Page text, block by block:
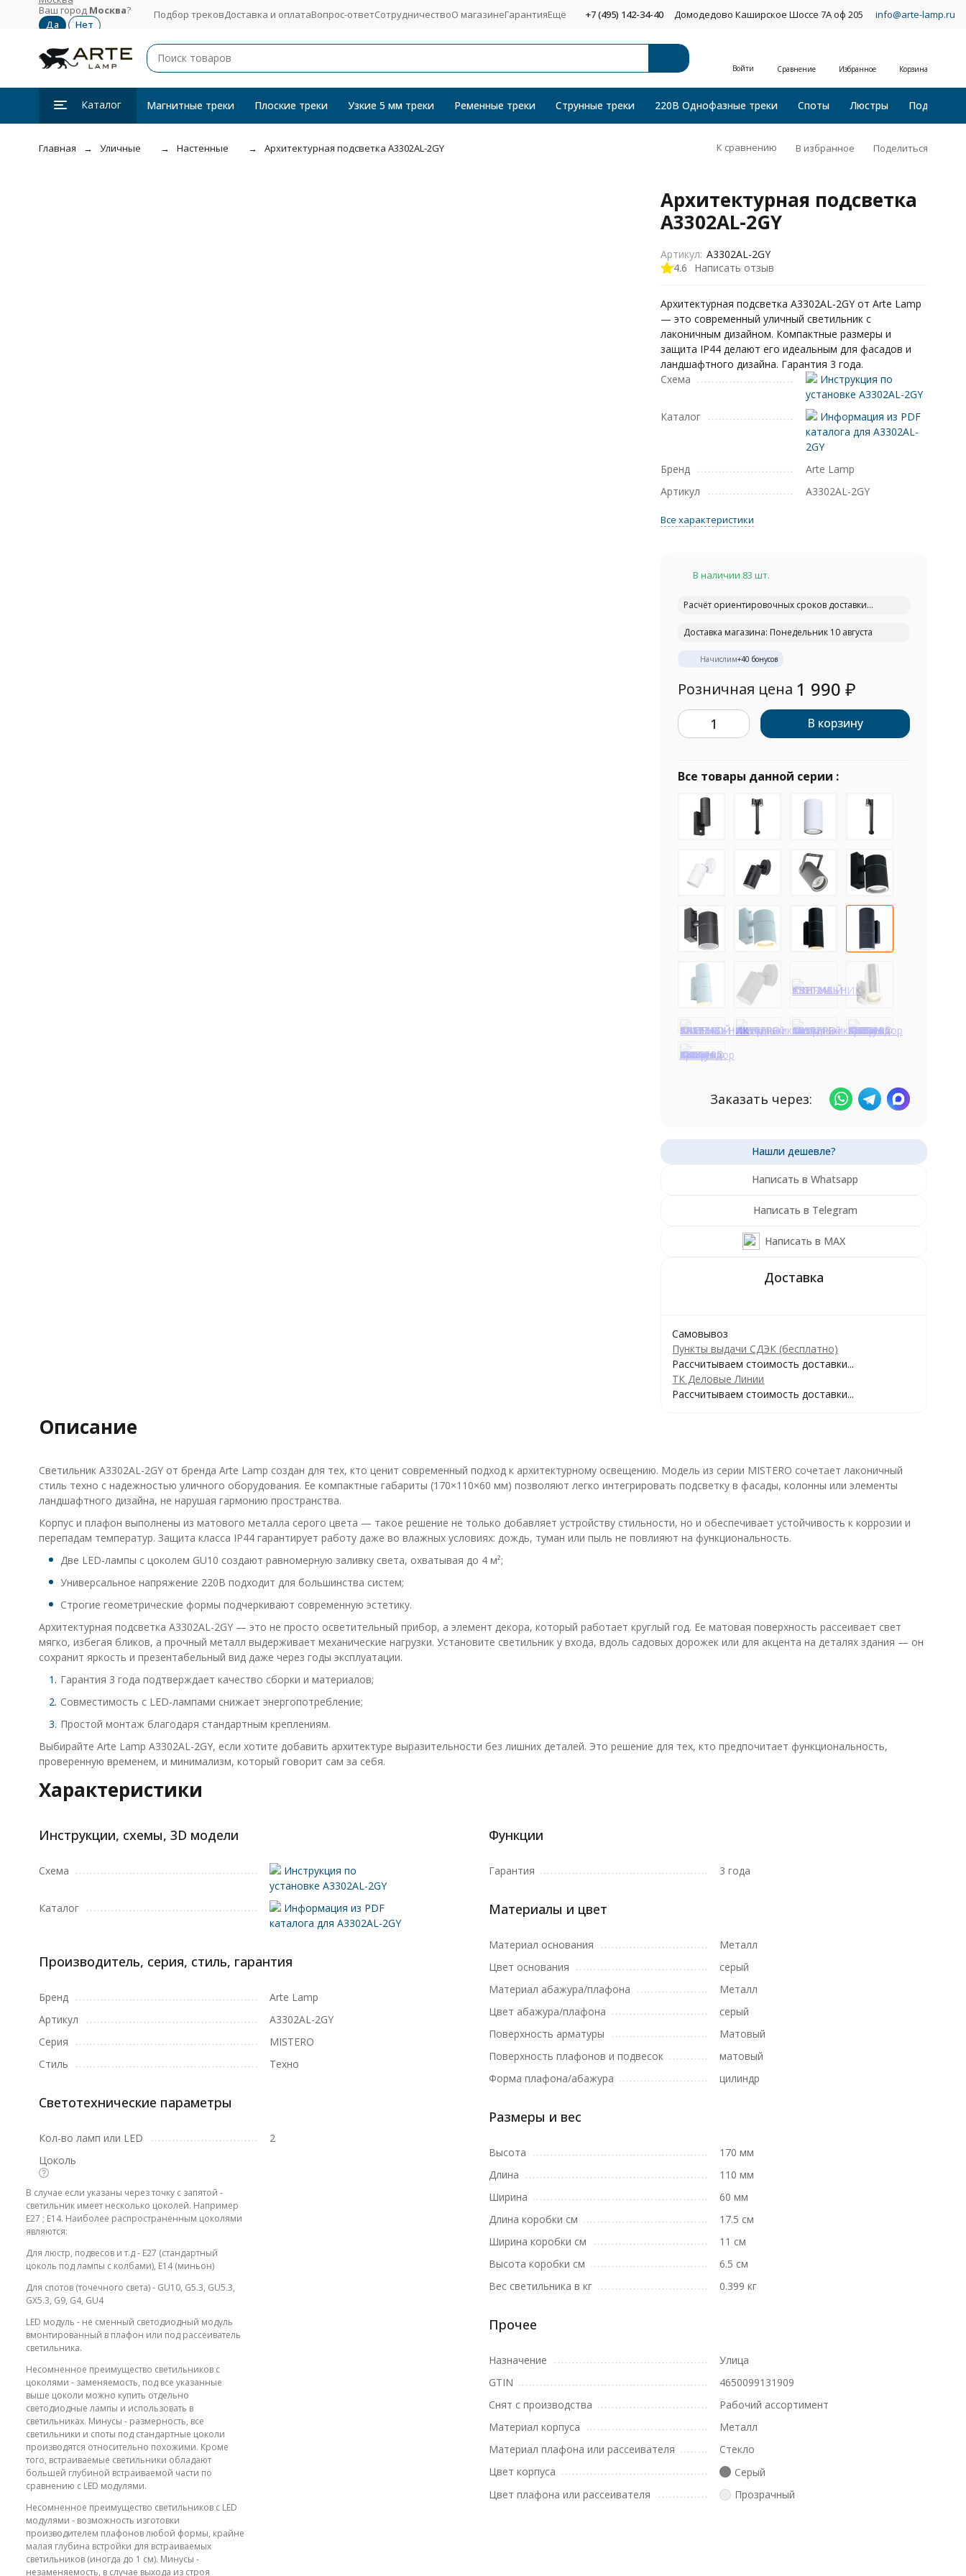
Ваш город Москва? Подбор трековДоставка и оплатаВопрос-ответСотрудничествоО магазинеГарантияЕщё +7 (495) 142-34-40 Домодедово Каширское Шоссе 7А оф 205 info@arte-lamp.ru
Войти Сравнение Избранное Корзина
Каталог Магнитные треки Плоские треки Узкие 5 мм треки Ременные треки Струнные треки 220В Однофазные треки Споты Люстры Подвесные
Главная Уличные Настенные Архитектурная подсветка A3302AL-2GY К сравнению В избранное Поделиться
Архитектурная подсветка
A3302AL-2GY
4.6 Написать отзыв
Артикул: A3302AL-2GY
Архитектурная подсветка A3302AL-2GY от Arte Lamp
— это современный уличный светильник с
лаконичным дизайном. Компактные размеры и
защита IP44 делают его идеальным для фасадов и
ландшафтного дизайна. Гарантия 3 года.
Схема
Инструкция по
установке A3302AL-2GY
Каталог
Информация из PDF
каталога для A3302AL-
2GY
Бренд
Arte Lamp
Артикул
A3302AL-2GY
Все характеристики
В наличии 83 шт.
Расчёт ориентировочных сроков доставки...
Доставка магазина: Понедельник 10 августа
Начислим+40 бонусов
Розничная цена 1 990₽
В корзину
Все товары данной серии :
Заказать через:
Написать в Whatsapp
Написать в Telegram
Написать в MAX
Самовывоз
Пункты выдачи СДЭК (бесплатно)
Рассчитываем стоимость доставки...
ТК Деловые Линии
Рассчитываем стоимость доставки...
Описание
Светильник A3302AL-2GY от бренда Arte Lamp создан для тех, кто ценит современный подход к архитектурному освещению. Модель из серии MISTERO сочетает лаконичный
стиль техно с надежностью уличного оборудования. Ее компактные габариты (170×110×60 мм) позволяют легко интегрировать подсветку в фасады, колонны или элементы
ландшафтного дизайна, не нарушая гармонию пространства.
Корпус и плафон выполнены из матового металла серого цвета — такое решение не только добавляет устройству стильности, но и обеспечивает устойчивость к коррозии и
перепадам температур. Защита класса IP44 гарантирует работу даже во влажных условиях: дождь, туман или пыль не повлияют на функциональность.
Две LED-лампы с цоколем GU10 создают равномерную заливку света, охватывая до 4 м²;
Универсальное напряжение 220В подходит для большинства систем;
Строгие геометрические формы подчеркивают современную эстетику.
Архитектурная подсветка A3302AL-2GY — это не просто осветительный прибор, а элемент декора, который работает круглый год. Ее матовая поверхность рассеивает свет
мягко, избегая бликов, а прочный металл выдерживает механические нагрузки. Установите светильник у входа, вдоль садовых дорожек или для акцента на деталях здания — он
сохранит яркость и презентабельный вид даже через годы эксплуатации.
Гарантия 3 года подтверждает качество сборки и материалов;
Совместимость с LED-лампами снижает энергопотребление;
Простой монтаж благодаря стандартным креплениям.
Выбирайте Arte Lamp A3302AL-2GY, если хотите добавить архитектуре выразительности без лишних деталей. Это решение для тех, кто предпочитает функциональность,
проверенную временем, и минимализм, который говорит сам за себя.
Характеристики
Инструкции, схемы, 3D модели
Схема
Инструкция по
установке A3302AL-2GY
Каталог
Информация из PDF
каталога для A3302AL-2GY
Производитель, серия, стиль, гарантия
Бренд
Arte Lamp
Артикул
A3302AL-2GY
Серия
MISTERO
Стиль
Техно
Светотехнические параметры
Кол-во ламп или LED
2
Цоколь
В случае если указаны через точку с запятой -
светильник имеет несколько цоколей. Например
E27 ; E14. Наиболее распространенным цоколями
являются:
Для люстр, подвесов и т.д - E27 (стандартный
цоколь под лампы с колбами), E14 (миньон)
Для спотов (точечного света) - GU10, G5.3, GU5.3,
GX5.3, G9, G4, GU4
LED модуль - не сменный светодиодный модуль
вмонтированный в плафон или под рассеиватель
светильника.
Несомненное преимущество светильников с
цоколями - заменяемость, под все указанные
выше цоколи можно купить отдельно
светодиодные лампы и использовать в
светильниках. Минусы - размерность, все
светильники и споты под стандартные цоколи
производятся относительно похожими. Кроме
того, встраиваемые светильники обладают
большей глубиной встраиваемой части по
сравнению с LED модулями.
Несомненное преимущество светильников с LED
модулями - возможность изготовки
производителем плафонов любой формы, крайне
малая глубина встройки для встраиваемых
светильников (иногда до 1 см). Минусы -
незаменяемость, в случае выхода из строя
Функции
Гарантия 3 года
Материалы и цвет
Материал основания
Металл
Цвет основания
серый
Материал абажура/плафона
Металл
Цвет абажура/плафона
серый
Поверхность арматуры
Матовый
Поверхность плафонов и подвесок
матовый
Форма плафона/абажура
цилиндр
Размеры и вес
Высота
170 мм
Длина
110 мм
Ширина
60 мм
Длина коробки см
17.5 см
Ширина коробки см
11 см
Высота коробки см
6.5 см
Вес светильника в кг
0.399 кг
Прочее
Назначение
Улица
GTIN
4650099131909
Снят с производства
Рабочий ассортимент
Материал корпуса
Металл
Материал плафона или рассеивателя
Стекло
Цвет корпуса
Серый
Цвет плафона или рассеивателя
Прозрачный